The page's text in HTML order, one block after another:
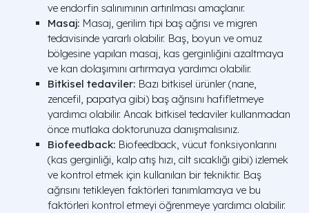
ve endorfin salınımının artırılması amaçlanır.
Masaj: Masaj, gerilim tipi baş ağrısı ve migren
tedavisinde yararlı olabilir. Baş, boyun ve omuz
bölgesine yapılan masaj, kas gerginliğini azaltmaya
ve kan dolaşımını artırmaya yardımcı olabilir.
Bitkisel tedaviler: Bazı bitkisel ürünler (nane,
zencefil, papatya gibi) baş ağrısını hafifletmeye
yardımcı olabilir. Ancak bitkisel tedaviler kullanmadan
önce mutlaka doktorunuza danışmalısınız.
Biofeedback: Biofeedback, vücut fonksiyonlarını
(kas gerginliği, kalp atış hızı, cilt sıcaklığı gibi) izlemek
ve kontrol etmek için kullanılan bir tekniktir. Baş
ağrısını tetikleyen faktörleri tanımlamaya ve bu
faktörleri kontrol etmeyi öğrenmeye yardımcı olabilir.